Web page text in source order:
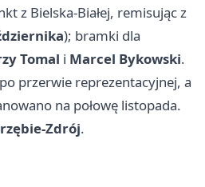
z Bielska-Białej, remisując z
); bramki dla
Tomal i Marcel Bykowski.
przerwie reprezentacyjnej, a
na połowę listopada.
Zdrój.